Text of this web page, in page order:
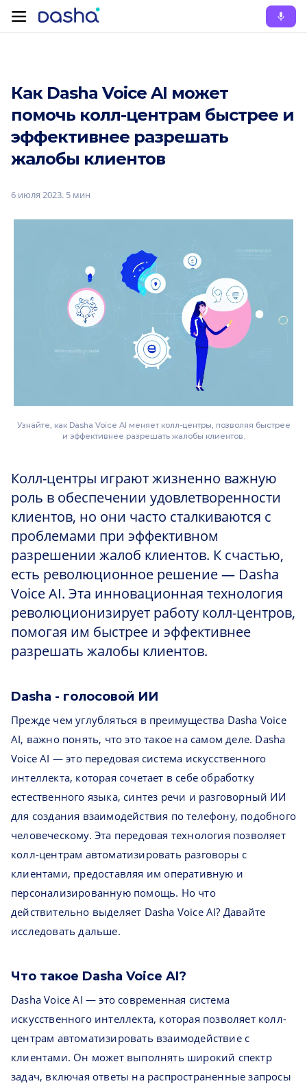
Как Dasha Voice AI может
помочь колл-центрам быстрее и
эффективнее разрешать
жалобы клиентов
6 июля 2023. 5 мин
Узнайте, как Dasha Voice AI меняет колл-центры, позволяя быстрее
и эффективнее разрешать жалобы клиентов.
Колл-центры играют жизненно важную
роль в обеспечении удовлетворенности
клиентов, но они часто сталкиваются с
проблемами при эффективном
разрешении жалоб клиентов. К счастью,
есть революционное решение — Dasha
Voice AI. Эта инновационная технология
революционизирует работу колл-центров,
помогая им быстрее и эффективнее
разрешать жалобы клиентов.
Dasha - голосовой ИИ
Прежде чем углубляться в преимущества Dasha Voice
AI, важно понять, что это такое на самом деле. Dasha
Voice AI — это передовая система искусственного
интеллекта, которая сочетает в себе обработку
естественного языка, синтез речи и разговорный ИИ
для создания взаимодействия по телефону, подобного
человеческому. Эта передовая технология позволяет
колл-центрам автоматизировать разговоры с
клиентами, предоставляя им оперативную и
персонализированную помощь. Но что
действительно выделяет Dasha Voice AI? Давайте
исследовать дальше.
Что такое Dasha Voice AI?
Dasha Voice AI — это современная система
искусственного интеллекта, которая позволяет колл-
центрам автоматизировать взаимодействие с
клиентами. Он может выполнять широкий спектр
задач, включая ответы на распространенные запросы